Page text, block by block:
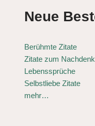
Neue
Berühmte Zitate
Zitate zum
Lebenssprüche
Selbstliebe Zitate
mehr…